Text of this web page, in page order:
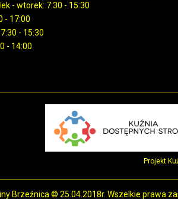
- wtorek: 7:30 - 15:30
- 17:00
- 15:30
- 14:00
Projekt
Brzeźnica © 25.04.2018r. Wszelkie prawa